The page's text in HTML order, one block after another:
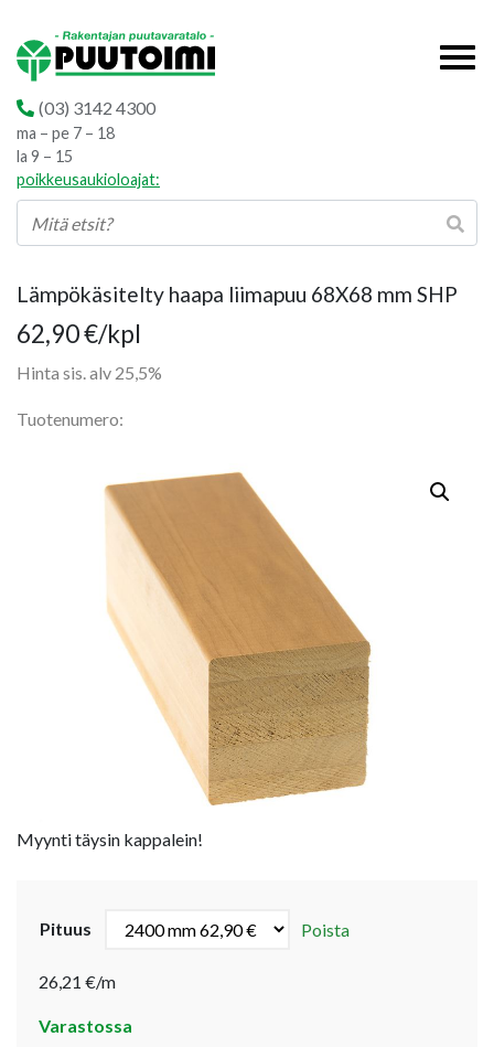
(03) 3142 4300
ma – pe 7 – 18
la 9 – 15
poikkeusaukioloajat:
Lämpökäsitelty haapa liimapuu 68X68 mm SHP
62,90€/kpl
Hinta sis. alv 25,5%
Tuotenumero:
Myynti täysin kappalein!
Pituus Poista
26,21 €/m
Varastossa